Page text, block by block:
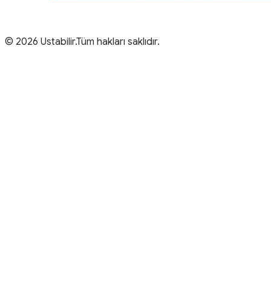
© 2026 Ustabilir.Tüm hakları saklıdır.